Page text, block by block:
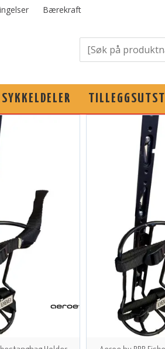
Bærekraft
SYKKELDELER